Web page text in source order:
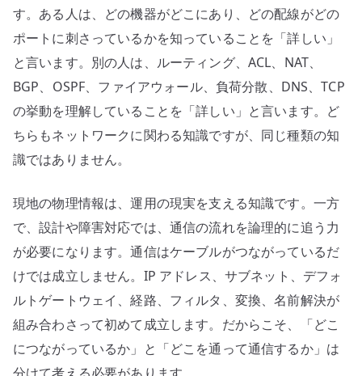
す。ある人は、どの機器がどこにあり、どの配線がどの
ポートに刺さっているかを知っていることを「詳しい」
と言います。別の人は、ルーティング、ACL、NAT、
BGP、OSPF、ファイアウォール、負荷分散、DNS、TCP
の挙動を理解していることを「詳しい」と言います。ど
ちらもネットワークに関わる知識ですが、同じ種類の知
識ではありません。
現地の物理情報は、運用の現実を支える知識です。一方
で、設計や障害対応では、通信の流れを論理的に追う力
が必要になります。通信はケーブルがつながっているだ
けでは成立しません。IP アドレス、サブネット、デフォ
ルトゲートウェイ、経路、フィルタ、変換、名前解決が
組み合わさって初めて成立します。だからこそ、「どこ
につながっているか」と「どこを通って通信するか」は